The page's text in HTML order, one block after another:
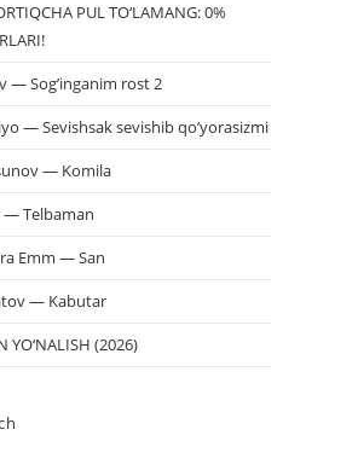
PUL TO‘LAMANG: 0%
— Sog’inganim rost 2
— Sevishsak sevishib qo’yorasizmi
— Komila
— Telbaman
Emm — San
— Kabutar
YO‘NALISH (2026)